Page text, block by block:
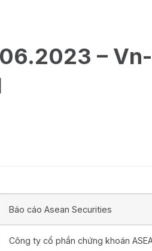
–
Báo cáo Asean Securities
Công ty cổ phần chứng khoán